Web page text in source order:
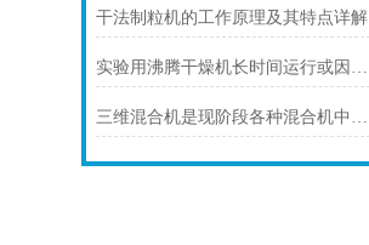
干法制粒机的工作原理及其特点详解
实验用沸腾干燥机长时间运行或因操作不当该怎么办
三维混合机是现阶段各种混合机中一种比较理想的商品